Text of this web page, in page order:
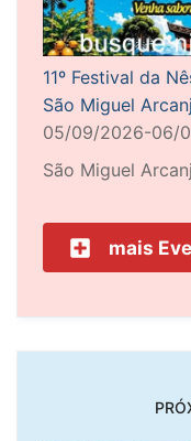
11º Festival da
São Miguel
05/09/2026-06/
São Miguel
mais